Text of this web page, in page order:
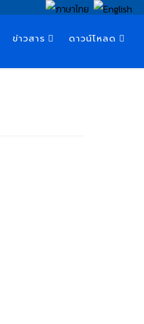
ข่าวสาร ดาวน์โหลด